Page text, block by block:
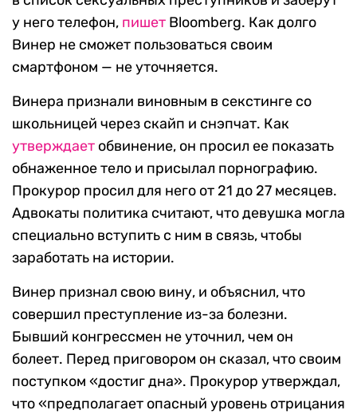
у него телефон, пишет Bloomberg. Как долго
Винер не сможет пользоваться своим
смартфоном — не уточняется.
Винера признали виновным в секстинге со
школьницей через скайп и снэпчат. Как
утверждает обвинение, он просил ее показать
обнаженное тело и присылал порнографию.
Прокурор просил для него от 21 до 27 месяцев.
Адвокаты политика считают, что девушка могла
специально вступить с ним в связь, чтобы
заработать на истории.
Винер признал свою вину, и объяснил, что
совершил преступление из-за болезни.
Бывший конгрессмен не уточнил, чем он
болеет. Перед приговором он сказал, что своим
поступком «достиг дна». Прокурор утверждал,
что «предполагает опасный уровень отрицания